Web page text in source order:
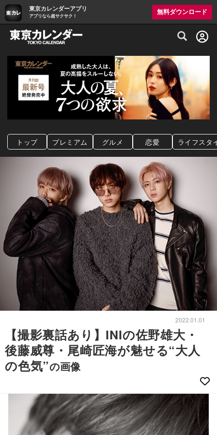
東京カレンダーアプリ
アプリなら超サクサク！
無料ダウンロード
グルメ情報・プレミアムレストラン予約
トップ プレミアム グルメ 恋愛 ライフスタ
2022.01.01
【撮影裏話あり】INIの佐野雄大・
後藤威尊・尾崎匠海が魅せる“大人
の色気”の画像